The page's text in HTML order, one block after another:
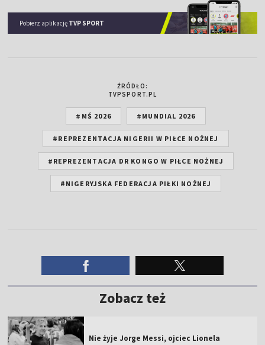
Pobierz aplikację TVP SPORT
ŹRÓDŁO:
TVPSPORT.PL
#MŚ 2026 #MUNDIAL 2026
#REPREZENTACJA NIGERII W PIŁCE NOŻNEJ
#REPREZENTACJA DR KONGO W PIŁCE NOŻNEJ
#NIGERYJSKA FEDERACJA PIŁKI NOŻNEJ
Zobacz też
Nie żyje Jorge Messi, ojciec Lionela